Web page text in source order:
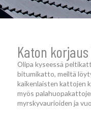
Katon korjaus
Olipa kyseessä
bitumikatto, meiltä
kaikenlaisten kattojen
myös
myrskyvaurioiden ja